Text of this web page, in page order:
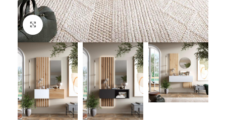
Click to enlarge